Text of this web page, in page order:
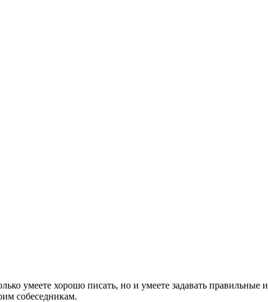
хорошо писать, но и умеете задавать правильные и
собеседникам.